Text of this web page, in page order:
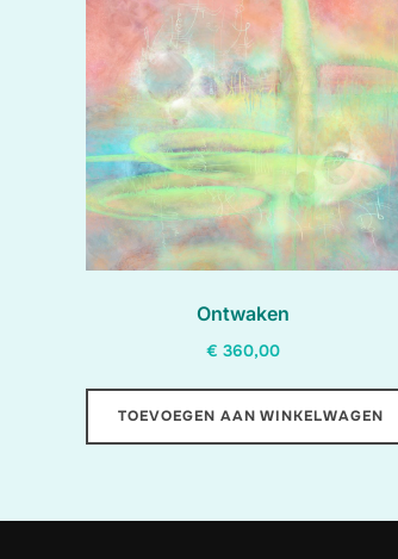
hoog
naar
laag
Ontwaken
€ 360,00
TOEVOEGEN AAN WINKELWAGEN